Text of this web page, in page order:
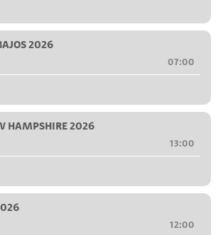
2026
07:00
HAMPSHIRE 2026
13:00
12:00